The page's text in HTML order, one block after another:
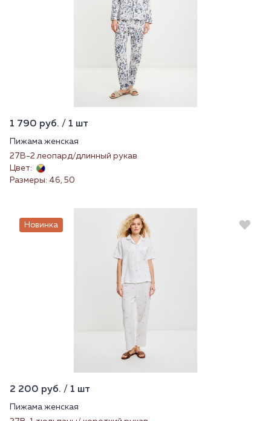
1 790 руб. / 1 шт
Пижама женская
27В-2 леопард/длинный рукав
Цвет:
Размеры: 46, 50
Новинка
2 200 руб. / 1 шт
Пижама женская